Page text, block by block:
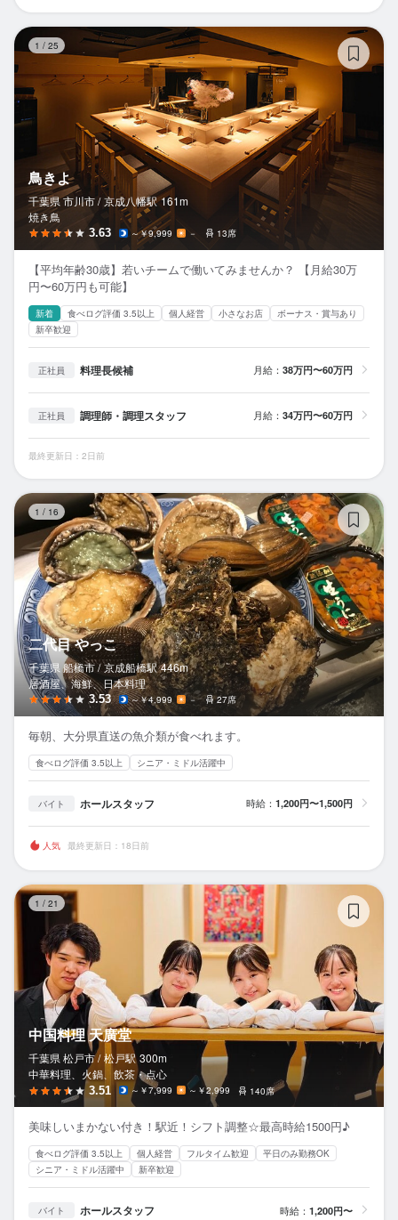
1 / 25
鳥きよ
千葉県 市川市 / 京成八幡駅 161m
焼き鳥
3.63 ～￥9,999 － 13席
【平均年齢30歳】若いチームで働いてみませんか？ 【月給30万
円〜60万円も可能】
新着 食べログ評価 3.5以上 個人経営 小さなお店
ボーナス・賞与あり
新卒歓迎
正社員 料理長候補 月給： 38万円〜60万円
正社員 調理師・調理スタッフ 月給： 34万円〜60万円
最終更新日：2日前
1 / 16
二代目 やっこ
千葉県 船橋市 / 京成船橋駅 446m
居酒屋、海鮮、日本料理
3.53 ～￥4,999 － 27席
毎朝、大分県直送の魚介類が食べれます。
食べログ評価 3.5以上 シニア・ミドル活躍中
バイト ホールスタッフ 時給： 1,200円〜1,500円
人気 最終更新日：18日前
1 / 21
中国料理 天廣堂
千葉県 松戸市 / 松戸駅 300m
中華料理、火鍋、飲茶・点心
3.51 ～￥7,999 ～￥2,999 140席
美味しいまかない付き！駅近！シフト調整☆最高時給1500円♪
食べログ評価 3.5以上 個人経営 フルタイム歓迎
平日のみ勤務OK
シニア・ミドル活躍中
新卒歓迎
バイト ホールスタッフ 時給： 1,200円〜